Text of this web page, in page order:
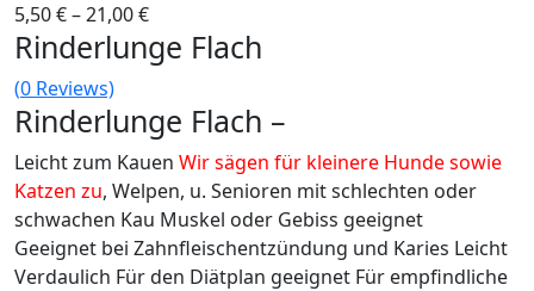
5,50€–21,00€
Rinderlunge Flach
(0 Reviews)
Rinderlunge Flach –
Leicht zum Kauen Wir sägen für kleinere Hunde sowie
Katzen zu, Welpen, u. Senioren mit schlechten oder
schwachen Kau Muskel oder Gebiss geeignet
Geeignet bei Zahnfleischentzündung und Karies Leicht
Verdaulich Für den Diätplan geeignet Für empfindliche